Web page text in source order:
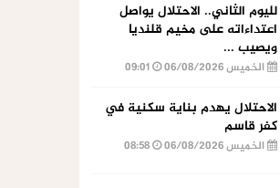
لليوم الثاني.. الاحتلال يواصل
اعتداءاته على مخيم قلنديا
ويصيب ...
الخميس 06/08/2026
الاحتلال يهدم بناية سكنية في
كفر قاسم
الخميس 06/08/2026